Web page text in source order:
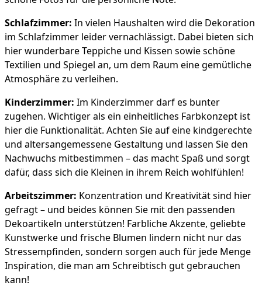
Schlafzimmer: In vielen Haushalten wird die Dekoration
im Schlafzimmer leider vernachlässigt. Dabei bieten sich
hier wunderbare Teppiche und Kissen sowie schöne
Textilien und Spiegel an, um dem Raum eine gemütliche
Atmosphäre zu verleihen.
Kinderzimmer: Im Kinderzimmer darf es bunter
zugehen. Wichtiger als ein einheitliches Farbkonzept ist
hier die Funktionalität. Achten Sie auf eine kindgerechte
und altersangemessene Gestaltung und lassen Sie den
Nachwuchs mitbestimmen – das macht Spaß und sorgt
dafür, dass sich die Kleinen in ihrem Reich wohlfühlen!
Arbeitszimmer: Konzentration und Kreativität sind hier
gefragt – und beides können Sie mit den passenden
Dekoartikeln unterstützen! Farbliche Akzente, geliebte
Kunstwerke und frische Blumen lindern nicht nur das
Stressempfinden, sondern sorgen auch für jede Menge
Inspiration, die man am Schreibtisch gut gebrauchen
kann!